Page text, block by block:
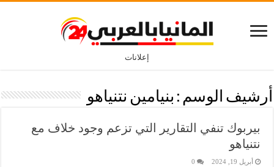
إعلانات
أرشيف الوسم : بنيامين نتنياهو
بيربوك تنفي التقارير التي تزعم وجود خلاف مع
نتنياهو
أبريل 19, 2024 0